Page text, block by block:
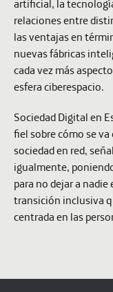
artificial, la
relaciones entre
las ventajas en
nuevas fábricas
cada vez más
esfera ciberespacio.
Sociedad Digital en
fiel sobre cómo se
sociedad en red,
igualmente,
para no dejar a
transición inclusiva
centrada en las